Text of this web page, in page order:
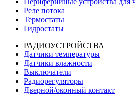
Периферийные устройства для
Реле потока
Термостаты
Гидростаты
РАДИОУСТРОЙСТВА
Датчики температуры
Датчики влажности
Выключатели
Радиорегуляторы
Дверной/оконный контакт